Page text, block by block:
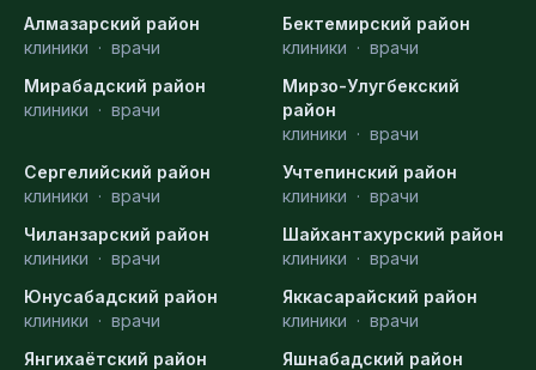
Алмазарский район
клиники · врачи
Бектемирский район
клиники · врачи
Мирабадский район
клиники · врачи
Мирзо-Улугбекский
район
клиники · врачи
Сергелийский район
клиники · врачи
Учтепинский район
клиники · врачи
Чиланзарский район
клиники · врачи
Шайхантахурский район
клиники · врачи
Юнусабадский район
клиники · врачи
Яккасарайский район
клиники · врачи
Янгихаётский район
Яшнабадский район